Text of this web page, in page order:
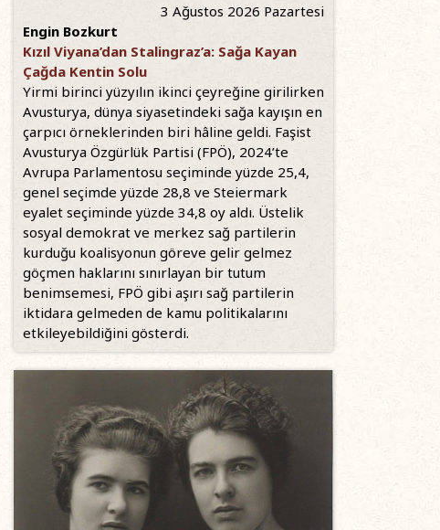
3 Ağustos 2026 Pazartesi
Engin Bozkurt
Kızıl Viyana’dan Stalingraz’a: Sağa Kayan
Çağda Kentin Solu
Yirmi birinci yüzyılın ikinci çeyreğine girilirken
Avusturya, dünya siyasetindeki sağa kayışın en
çarpıcı örneklerinden biri hâline geldi. Faşist
Avusturya Özgürlük Partisi (FPÖ), 2024’te
Avrupa Parlamentosu seçiminde yüzde 25,4,
genel seçimde yüzde 28,8 ve Steiermark
eyalet seçiminde yüzde 34,8 oy aldı. Üstelik
sosyal demokrat ve merkez sağ partilerin
kurduğu koalisyonun göreve gelir gelmez
göçmen haklarını sınırlayan bir tutum
benimsemesi, FPÖ gibi aşırı sağ partilerin
iktidara gelmeden de kamu politikalarını
etkileyebildiğini gösterdi.